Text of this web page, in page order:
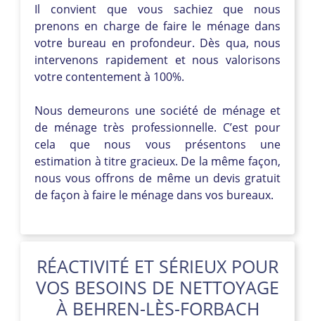
Il convient que vous sachiez que nous
prenons en charge de faire le ménage dans
votre bureau en profondeur. Dès qua, nous
intervenons rapidement et nous valorisons
votre contentement à 100%.
Nous demeurons une société de ménage et
de ménage très professionnelle. C’est pour
cela que nous vous présentons une
estimation à titre gracieux. De la même façon,
nous vous offrons de même un devis gratuit
de façon à faire le ménage dans vos bureaux.
RÉACTIVITÉ ET SÉRIEUX POUR
VOS BESOINS DE NETTOYAGE
À BEHREN-LÈS-FORBACH